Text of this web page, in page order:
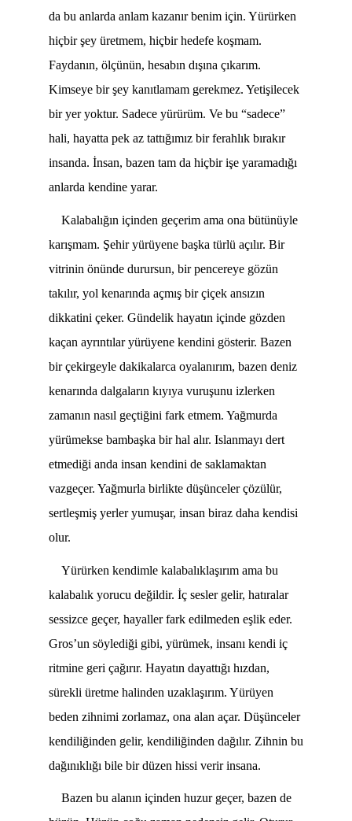
da bu anlarda anlam kazanır benim için. Yürürken
hiçbir şey üretmem, hiçbir hedefe koşmam.
Faydanın, ölçünün, hesabın dışına çıkarım.
Kimseye bir şey kanıtlamam gerekmez. Yetişilecek
bir yer yoktur. Sadece yürürüm. Ve bu “sadece”
hali, hayatta pek az tattığımız bir ferahlık bırakır
insanda. İnsan, bazen tam da hiçbir işe yaramadığı
anlarda kendine yarar.
Kalabalığın içinden geçerim ama ona bütünüyle
karışmam. Şehir yürüyene başka türlü açılır. Bir
vitrinin önünde durursun, bir pencereye gözün
takılır, yol kenarında açmış bir çiçek ansızın
dikkatini çeker. Gündelik hayatın içinde gözden
kaçan ayrıntılar yürüyene kendini gösterir. Bazen
bir çekirgeyle dakikalarca oyalanırım, bazen deniz
kenarında dalgaların kıyıya vuruşunu izlerken
zamanın nasıl geçtiğini fark etmem. Yağmurda
yürümekse bambaşka bir hal alır. Islanmayı dert
etmediği anda insan kendini de saklamaktan
vazgeçer. Yağmurla birlikte düşünceler çözülür,
sertleşmiş yerler yumuşar, insan biraz daha kendisi
olur.
Yürürken kendimle kalabalıklaşırım ama bu
kalabalık yorucu değildir. İç sesler gelir, hatıralar
sessizce geçer, hayaller fark edilmeden eşlik eder.
Gros’un söylediği gibi, yürümek, insanı kendi iç
ritmine geri çağırır. Hayatın dayattığı hızdan,
sürekli üretme halinden uzaklaşırım. Yürüyen
beden zihnimi zorlamaz, ona alan açar. Düşünceler
kendiliğinden gelir, kendiliğinden dağılır. Zihnin bu
dağınıklığı bile bir düzen hissi verir insana.
Bazen bu alanın içinden huzur geçer, bazen de